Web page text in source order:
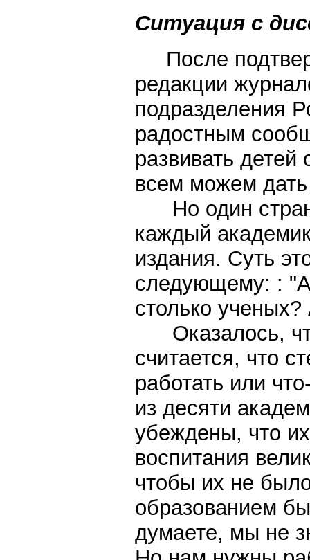
Ситуация с
После
редакции
подразделения
радостным
развивать
всем можем
Но один
каждый академик
издания. Суть
следующему: : "А
столько
Оказалось,
считается, что
работать или
из десяти
убеждены, что
воспитания
чтобы их не
образованием
думаете, мы не